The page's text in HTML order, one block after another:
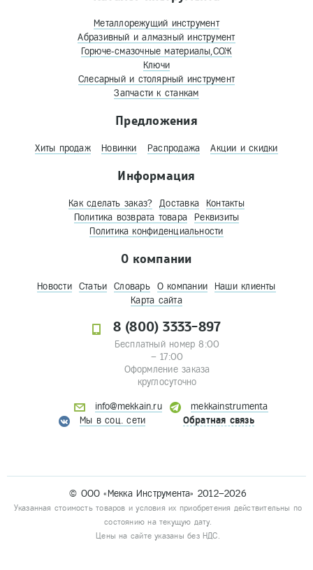
Металлорежущий инструмент
Абразивный и алмазный инструмент
Горюче-смазочные материалы,СОЖ
Ключи
Слесарный и столярный инструмент
Запчасти к станкам
Предложения
Хиты продаж Новинки Распродажа Акции и скидки
Информация
Как сделать заказ? Доставка
Контакты
Политика возврата товара
Реквизиты
Политика конфиденциальности
О компании
Новости Статьи Словарь О компании
Наши клиенты
Карта сайта
8 (800) 3333-897
Бесплатный номер 8:00
– 17:00
Оформление заказа
круглосуточно
info@mekkain.ru
mekkainstrumenta
Мы в соц. сети
Обратная связь
© ООО «Мекка Инструмента» 2012–2026
Указанная стоимость товаров и условия их приобретения действительны по
состоянию на текущую дату.
Цены на сайте указаны без НДС.